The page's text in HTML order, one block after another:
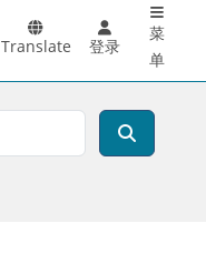
Translate 登录
菜
单